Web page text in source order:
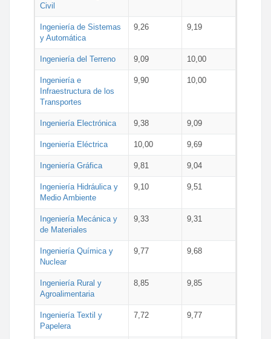
Civil
Ingeniería de Sistemas
y Automática
9,26 9,19
Ingeniería del Terreno 9,09 10,00
Ingeniería e
Infraestructura de los
Transportes
9,90 10,00
Ingeniería Electrónica 9,38 9,09
Ingeniería Eléctrica 10,00 9,69
Ingeniería Gráfica 9,81 9,04
Ingeniería Hidráulica y
Medio Ambiente
9,10 9,51
Ingeniería Mecánica y
de Materiales
9,33 9,31
Ingeniería Química y
Nuclear
9,77 9,68
Ingeniería Rural y
Agroalimentaria
8,85 9,85
Ingeniería Textil y
Papelera
7,72 9,77